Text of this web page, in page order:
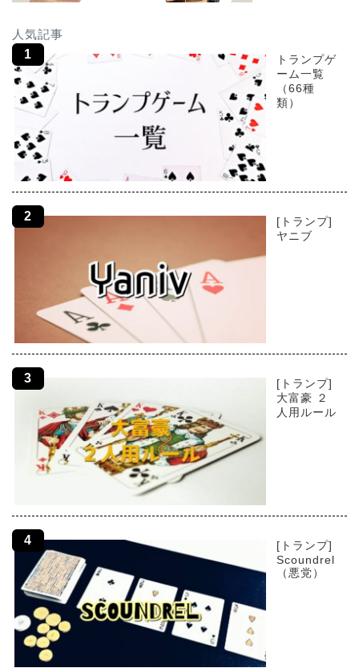
人気記事
トランプゲ
ーム一覧
（66種
類）
[トランプ]
ヤニブ
[トランプ]
大富豪 ２
人用ルール
[トランプ]
Scoundrel
（悪党）